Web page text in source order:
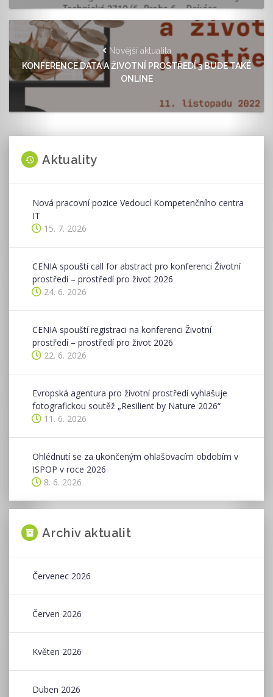
Novější aktualita
KONFERENCE DATA A ŽIVOTNÍ PROSTŘEDÍ 3 BUDE TAKÉ
ONLINE
Aktuality
Nová pracovní pozice Vedoucí Kompetenčního centra
IT
15. 7. 2026
CENIA spouští call for abstract pro konferenci Životní
prostředí – prostředí pro život 2026
24. 6. 2026
CENIA spouští registraci na konferenci Životní
prostředí – prostředí pro život 2026
22. 6. 2026
Evropská agentura pro životní prostředí vyhlašuje
fotografickou soutěž „Resilient by Nature 2026“
11. 6. 2026
Ohlédnutí se za ukončeným ohlašovacím obdobím v
ISPOP v roce 2026
8. 6. 2026
Archiv aktualit
Červenec 2026
Červen 2026
Květen 2026
Duben 2026